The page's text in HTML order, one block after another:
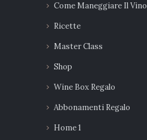
Come Maneggiare Il Vino
Ricette
Master Class
Shop
Wine Box Regalo
Abbonamenti Regalo
Home 1